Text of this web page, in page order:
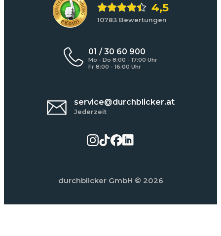
4,5
10783 Bewertungen
01 / 30 60 900
Mo - Do 8:00 - 17:00 Uhr
Fr 8:00 - 16:00 Uhr
service@durchblicker.at
Jederzeit
durchblicker GmbH © 2026